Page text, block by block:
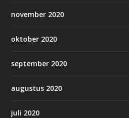
november 2020
oktober 2020
september 2020
augustus 2020
juli 2020